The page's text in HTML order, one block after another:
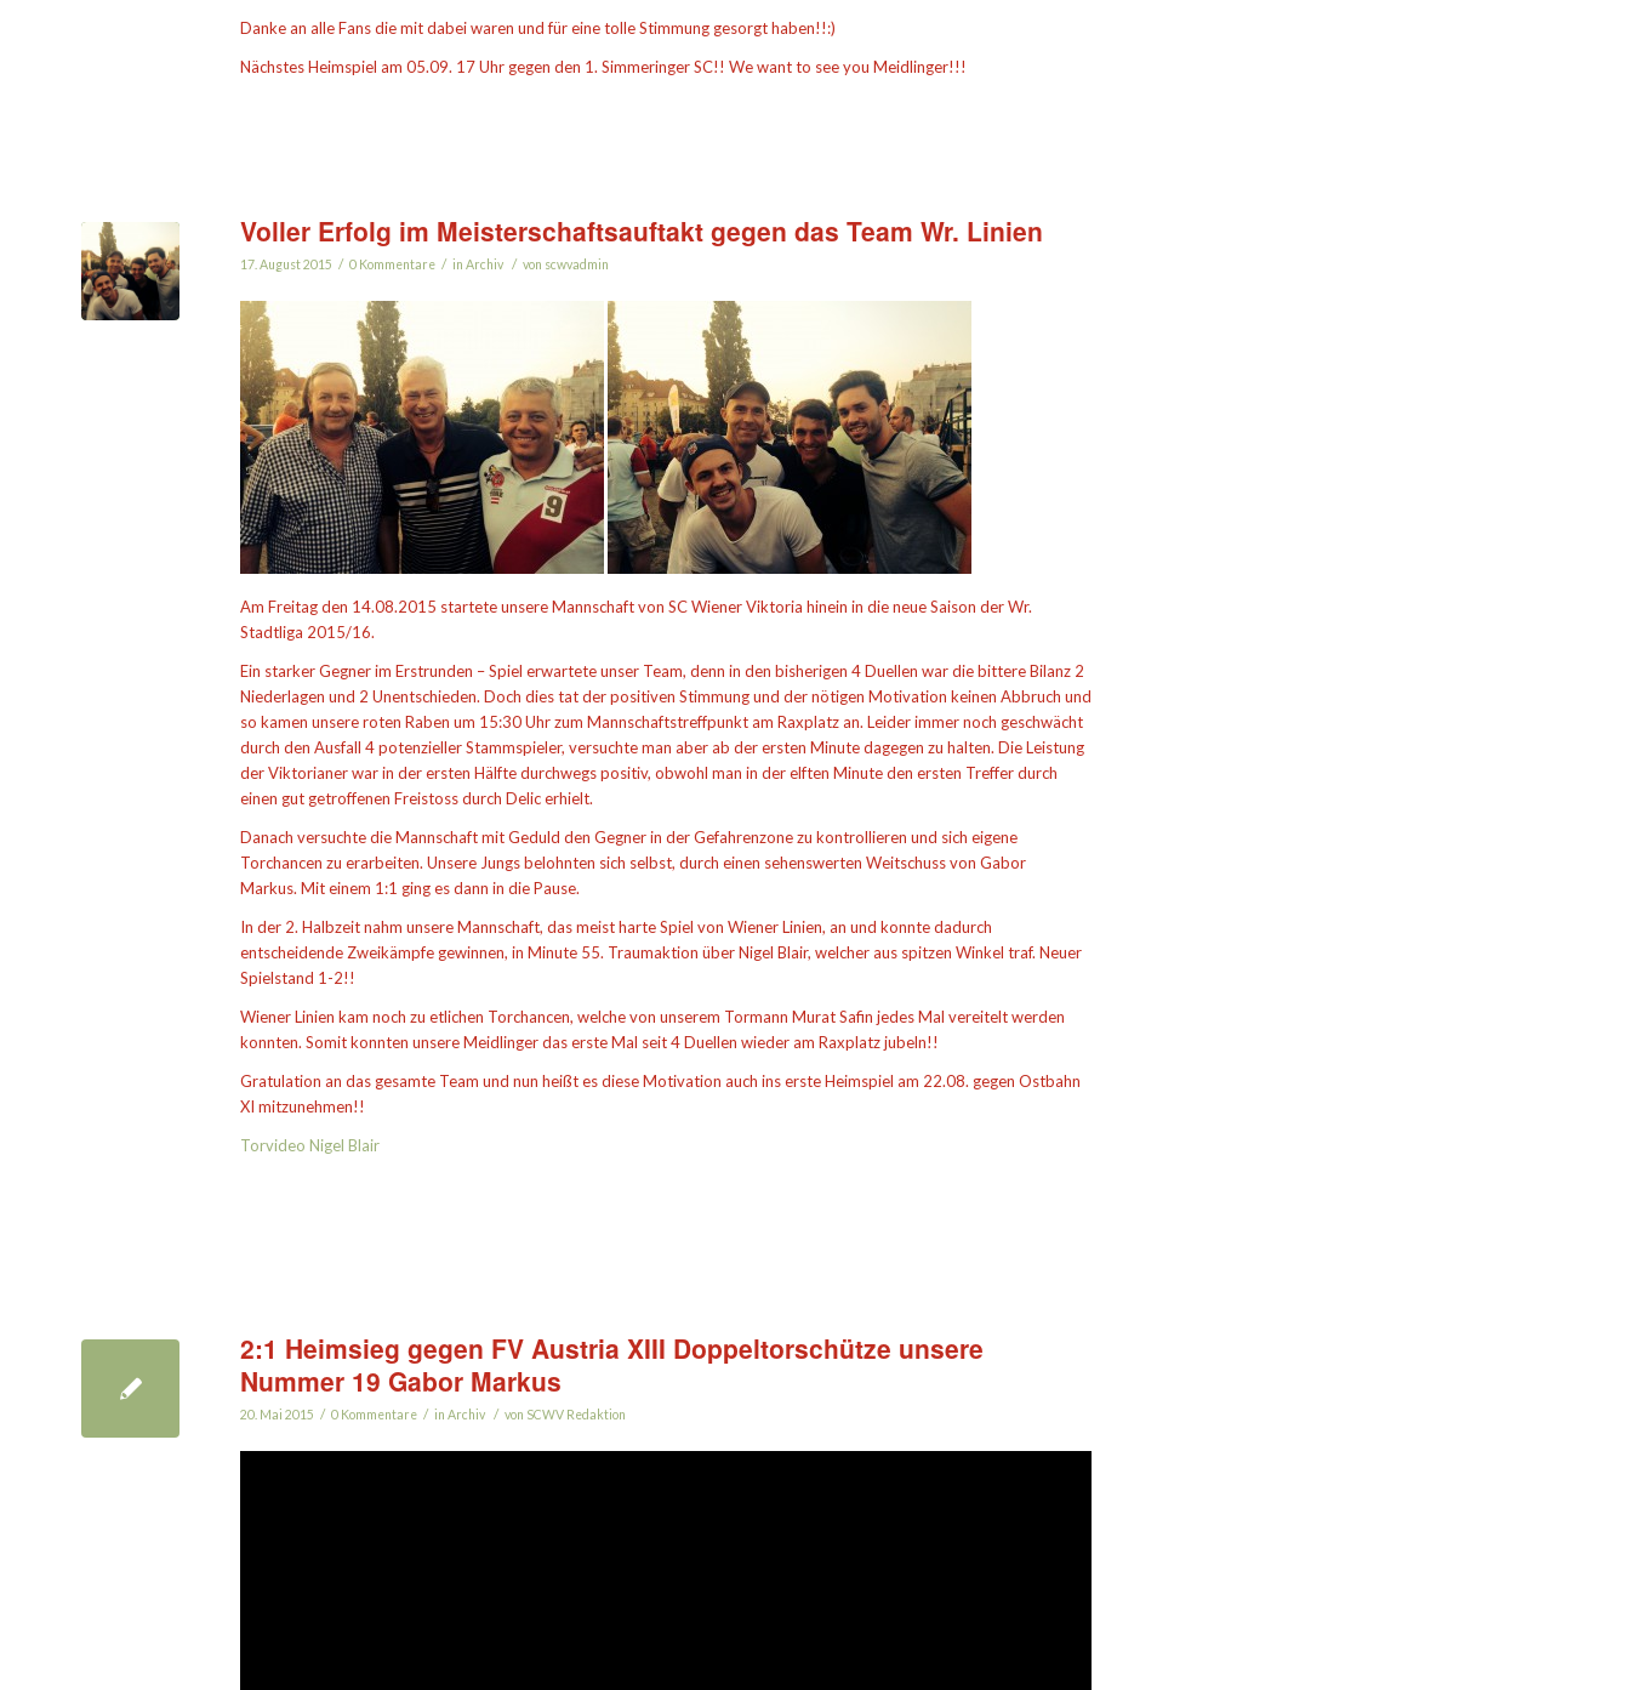
Danke an alle Fans die mit dabei waren und für eine tolle Stimmung gesorgt haben!!:)
Nächstes Heimspiel am 05.09. 17 Uhr gegen den 1. Simmeringer SC!! We want to see you Meidlinger!!!
Voller Erfolg im Meisterschaftsauftakt gegen das Team Wr. Linien
17. August 2015 / 0 Kommentare / in Archiv / von scwvadmin
Am Freitag den 14.08.2015 startete unsere Mannschaft von SC Wiener Viktoria hinein in die neue Saison der Wr.
Stadtliga 2015/16.
Ein starker Gegner im Erstrunden – Spiel erwartete unser Team, denn in den bisherigen 4 Duellen war die bittere Bilanz 2
Niederlagen und 2 Unentschieden. Doch dies tat der positiven Stimmung und der nötigen Motivation keinen Abbruch und
so kamen unsere roten Raben um 15:30 Uhr zum Mannschaftstreffpunkt am Raxplatz an. Leider immer noch geschwächt
durch den Ausfall 4 potenzieller Stammspieler, versuchte man aber ab der ersten Minute dagegen zu halten. Die Leistung
der Viktorianer war in der ersten Hälfte durchwegs positiv, obwohl man in der elften Minute den ersten Treffer durch
einen gut getroffenen Freistoss durch Delic erhielt.
Danach versuchte die Mannschaft mit Geduld den Gegner in der Gefahrenzone zu kontrollieren und sich eigene
Torchancen zu erarbeiten. Unsere Jungs belohnten sich selbst, durch einen sehenswerten Weitschuss von Gabor
Markus. Mit einem 1:1 ging es dann in die Pause.
In der 2. Halbzeit nahm unsere Mannschaft, das meist harte Spiel von Wiener Linien, an und konnte dadurch
entscheidende Zweikämpfe gewinnen, in Minute 55. Traumaktion über Nigel Blair, welcher aus spitzen Winkel traf. Neuer
Spielstand 1-2!!
Wiener Linien kam noch zu etlichen Torchancen, welche von unserem Tormann Murat Safin jedes Mal vereitelt werden
konnten. Somit konnten unsere Meidlinger das erste Mal seit 4 Duellen wieder am Raxplatz jubeln!!
Gratulation an das gesamte Team und nun heißt es diese Motivation auch ins erste Heimspiel am 22.08. gegen Ostbahn
XI mitzunehmen!!
Torvideo Nigel Blair
2:1 Heimsieg gegen FV Austria XIII Doppeltorschütze unsere
Nummer 19 Gabor Markus
20. Mai 2015 / 0 Kommentare / in Archiv / von SCWV Redaktion